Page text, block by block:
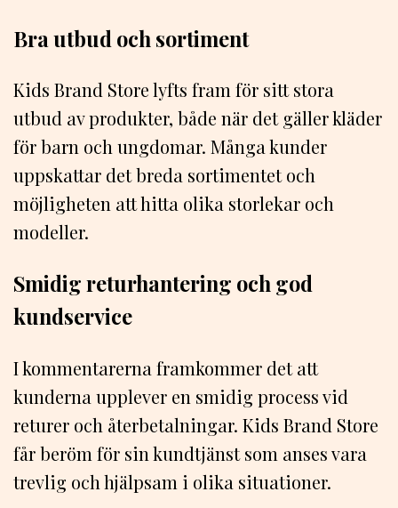
Bra utbud och sortiment
Kids Brand Store lyfts fram för sitt stora
utbud av produkter, både när det gäller kläder
för barn och ungdomar. Många kunder
uppskattar det breda sortimentet och
möjligheten att hitta olika storlekar och
modeller.
Smidig returhantering och god
kundservice
I kommentarerna framkommer det att
kunderna upplever en smidig process vid
returer och återbetalningar. Kids Brand Store
får beröm för sin kundtjänst som anses vara
trevlig och hjälpsam i olika situationer.